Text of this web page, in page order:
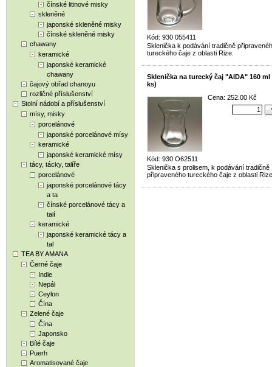
čínské litinové misky
skleněné
japonské skleněné misky
čínské skleněné misky
chawany
keramické
japonské keramické
chawany
čajový obřad chanoyu
rozličné příslušenství
Stolní nádobí a příslušenství
mísy, misky
porcelánové
japonské porcelánové mísy
keramické
japonské keramické mísy
tácy, tácky, talíře
porcelánové
japonské porcelánové tácy
a ta
čínské porcelánové tácy a
talí
keramické
japonské keramické tácy a
tal
TEA BY AMANA
Černé čaje
Indie
Nepál
Ceylon
Čína
Zelené čaje
Čína
Japonsko
Bílé čaje
Puerh
Aromatisované čaje
Kód: 930 055411
Sklenička k podávání tradičně
tureckého čaje z oblasti Rize.
Sklenička na turecký čaj "AIDA" 160 ml
ks)
Kód: 930 O62511
Cena: 252.00 Kč
Sklenička s prolisem, k podávání tradičně
připraveného tureckého čaje z oblasti